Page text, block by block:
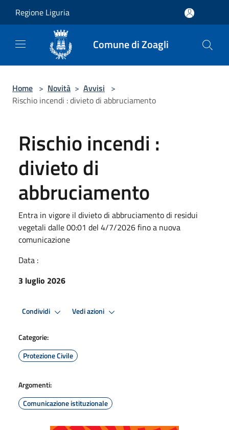
Regione Liguria
Comune di Zoagli
Home > Novità > Avvisi >
Rischio incendi : divieto di abbruciamento
Rischio incendi :
divieto di
abbruciamento
Entra in vigore il divieto di abbruciamento di residui
vegetali dalle 00:01 del 4/7/2026 fino a nuova
comunicazione
Data :
3 luglio 2026
Condividi Vedi azioni
Categorie:
Protezione Civile
Argomenti:
Comunicazione istituzionale